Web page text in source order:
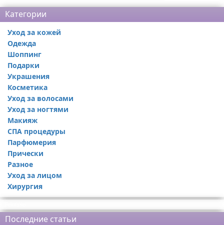
Категории
Уход за кожей
Одежда
Шоппинг
Подарки
Украшения
Косметика
Уход за волосами
Уход за ногтями
Макияж
СПА процедуры
Парфюмерия
Прически
Разное
Уход за лицом
Хирургия
Последние статьи